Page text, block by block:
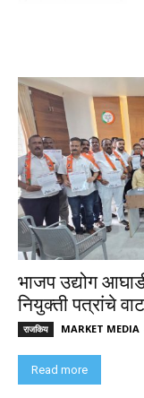
भाजप उद्योग
नियुक्ती पत्रांचे
राजकिय MARKET MEDIA
Read more